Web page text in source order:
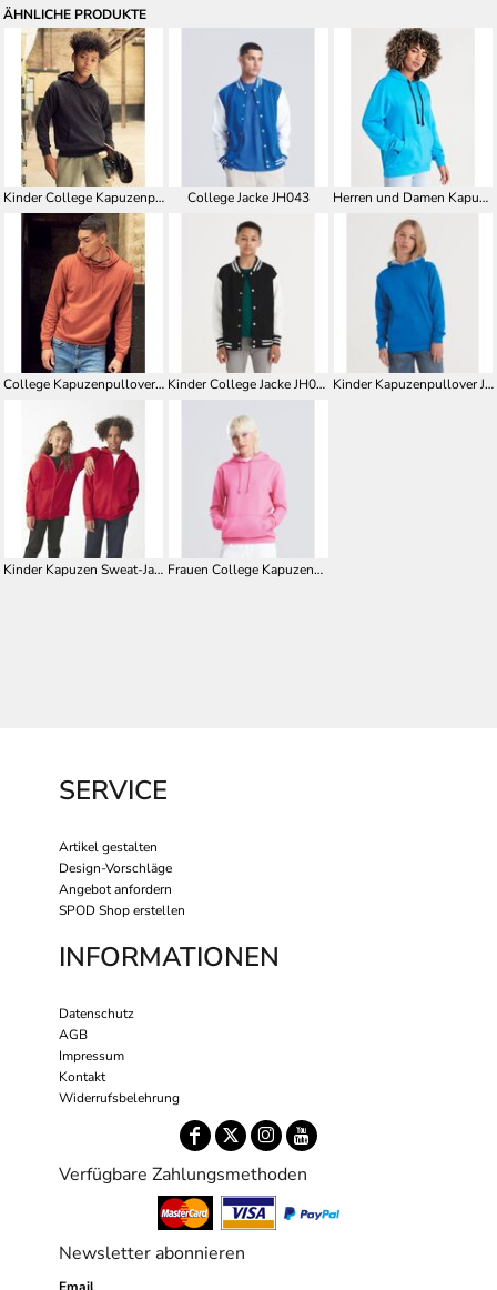
ÄHNLICHE PRODUKTE
Kinder College Kapuzenpullover JH001K College Jacke JH043 Herren und Damen Kapuzenpullover JH003
College Kapuzenpullover JH001 Kinder College Jacke JH043K Kinder Kapuzenpullover JH003K
Kinder Kapuzen Sweat-Jacke Frauen College Kapuzenpullover JH001F
SERVICE
Artikel gestalten
Design-Vorschläge
Angebot anfordern
SPOD Shop erstellen
INFORMATIONEN
Datenschutz
AGB
Impressum
Kontakt
Widerrufsbelehrung
Verfügbare Zahlungsmethoden
Newsletter abonnieren